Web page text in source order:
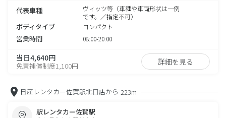
代表車種
ヴィッツ等（車種や車両形状は一例
です。／指定不可）
ボディタイプ コンパクト
営業時間 08:00-20:00
当日4,640円
免責補償制度1,100円 詳細を見る
日産レンタカー佐賀駅北口店から 223m
駅レンタカー佐賀駅